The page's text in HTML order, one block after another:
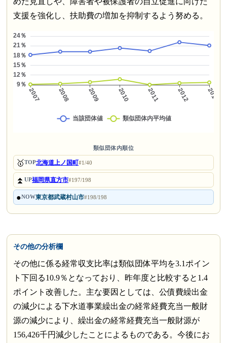
支援を強化し、扶助費の増加を抑制するよう努める。
類似団体内順位
🥇TOP北海道上ノ国町#1/40
⏫UP福岡県直方市#197/198
●NOW東京都武蔵村山市#198/198
その他の分析欄
その他に係る経常収支比率は類似団体平均を3.1ポイン
ト下回る10.9％となっており、昨年度と比較すると1.4
ポイント改善した。主な要因としては、公債費繰出金
の減少による下水道事業繰出金の経常経費充当一般財
源の減少により、繰出金の経常経費充当一般財源が
156,426千円減少したことによるものである。今後にお